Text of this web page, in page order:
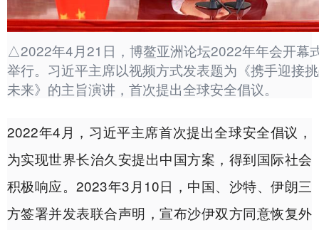
△2022年4月21日，博鳌亚洲论坛2022年年会开幕
举行。习近平主席以视频方式发表题为《携手迎接
未来》的主旨演讲，首次提出全球安全倡议。
2022年4月，习近平主席首次提出全球安全倡议，
为实现世界长治久安提出中国方案，得到国际社会
积极响应。2023年3月10日，中国、沙特、伊朗三
方签署并发表联合声明，宣布沙伊双方同意恢复外